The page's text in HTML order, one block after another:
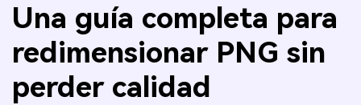
Una guía completa para
redimensionar PNG sin
perder calidad